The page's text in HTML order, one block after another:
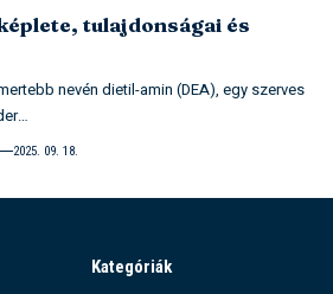
tulajdonságai és
nevén dietil-amin (DEA), egy szerves
2025. 09. 18.
Kategóriák